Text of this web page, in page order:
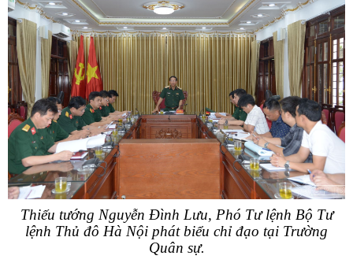
Thiếu tướng Nguyễn Đình Lưu, Phó Tư lệnh Bộ Tư
lệnh Thủ đô Hà Nội phát biểu chỉ đạo tại Trường
Quân sự.